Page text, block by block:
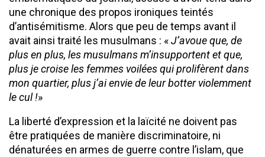
une chronique des propos ironiques teintés
d’antisémitisme. Alors que peu de temps avant il
avait ainsi traité les musulmans : «J’avoue que, de
plus en plus, les musulmans m’insupportent et que,
plus je croise les femmes voilées qui prolifèrent dans
mon quartier, plus j’ai envie de leur botter violemment
le cul !»
La liberté d’expression et la laïcité ne doivent pas
être pratiquées de manière discriminatoire, ni
dénaturées en armes de guerre contre l’islam, que